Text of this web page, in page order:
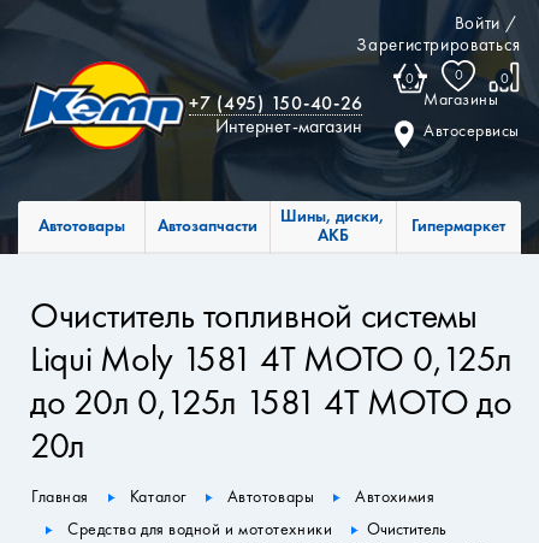
Войти /
Зарегистрироваться
0 0 0
Магазины
Автосервисы
+7 (495) 150-40-26
Интернет-магазин
Автотовары Автозапчасти
Шины, диски,
АКБ
Гипермаркет
Очиститель топливной системы
Liqui Moly 1581 4Т МОТО 0,125л
до 20л 0,125л 1581 4Т МОТО до
20л
Главная Каталог Автотовары
Автохимия
Средства для водной и мототехники
Очиститель